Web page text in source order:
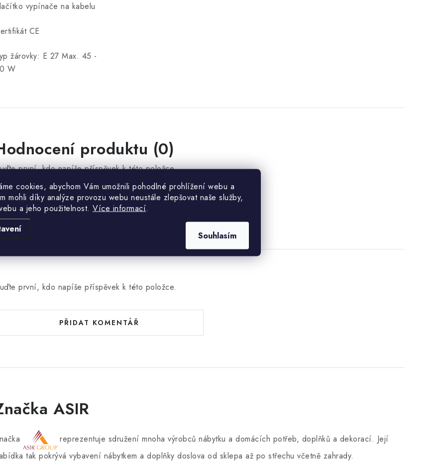
cookies, abychom Vám umožnili pohodlné prohlížení webu a
mohli díky analýze provozu webu neustále zlepšovat naše služby,
a jeho použitelnost. Více informací.
Souhlasím
vypínače na kabelu
CE
žárovky: E 27 Max. 45 -
W
produktu (0)
první, kdo napíše příspěvek k této položce.
PŘIDAT HODNOCENÍ
první, kdo napíše příspěvek k této položce.
PŘIDAT KOMENTÁŘ
ASIR
reprezentuje sdružení mnoha výrobců nábytku a domácích potřeb, doplňků a dekorací. Její
tak pokrývá vybavení nábytkem a doplňky doslova od sklepa až po střechu včetně zahrady.